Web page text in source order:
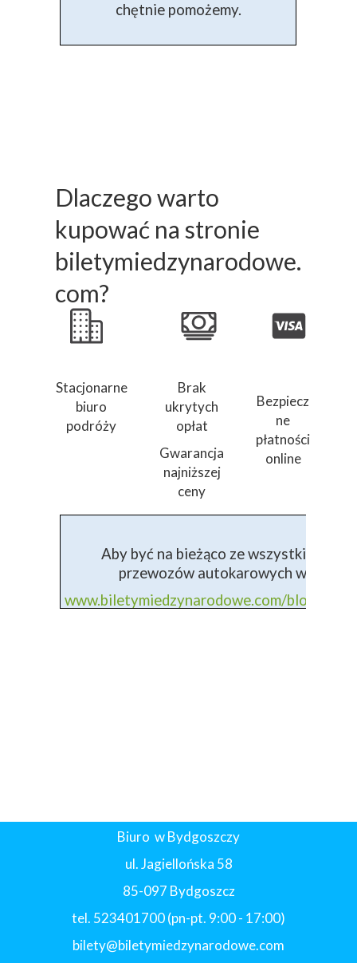
Bezpiecz
ne
płatności
online
Brak
ukrytych
opłat
Gwarancja
najniższej
ceny
Stacjonarne
biuro
podróży
chętnie pomożemy.
Dlaczego warto
kupować na stronie
biletymiedzynarodowe.
com?
Aby być na bieżąco ze wszystkimi
przewozów autokarowych wejdź na
www.biletymiedzynarodowe.com/
Biuro w Bydgoszczy
ul. Jagiellońska 58
85-097 Bydgoszcz
tel. 523401700 (pn-pt. 9:00 - 17:00)
bilety@biletymiedzynarodowe.com